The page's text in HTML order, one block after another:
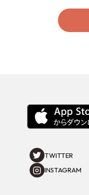
TWITTER
INSTAGRAM